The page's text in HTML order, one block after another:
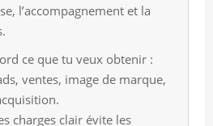
l’accompagnement et la
ce que tu veux obtenir :
ventes, image de marque,
charges clair évite les